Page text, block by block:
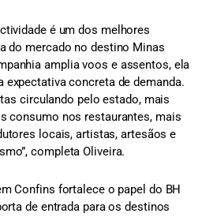
é um dos melhores
do mercado no destino Minas
amplia voos e assentos, ela
expectativa concreta de demanda.
circulando pelo estado, mais
consumo nos restaurantes, mais
locais, artistas, artesãos e
completa Oliveira.
Confins fortalece o papel do BH
de entrada para os destinos